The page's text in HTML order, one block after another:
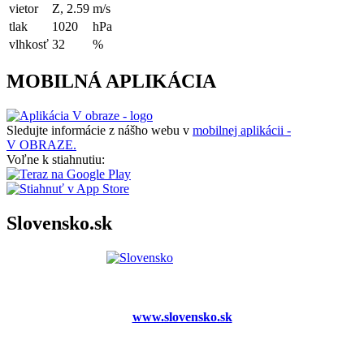
vietor
Z, 2.59 m/s
tlak
1020
hPa
vlhkosť 32 %
MOBILNÁ APLIKÁCIA
Sledujte informácie z nášho webu v mobilnej aplikácii -
V OBRAZE.
Voľne k stiahnutiu:
Slovensko.sk
www.slovensko.sk